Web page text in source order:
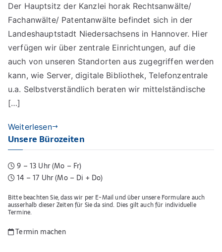
Der Hauptsitz der Kanzlei horak Rechtsanwälte/
Fachanwälte/ Patentanwälte befindet sich in der
Landeshauptstadt Niedersachsens in Hannover. Hier
verfügen wir über zentrale Einrichtungen, auf die
auch von unseren Standorten aus zugegriffen werden
kann, wie Server, digitale Bibliothek, Telefonzentrale
u.a. Selbstverständlich beraten wir mittelständische
[…]
Weiterlesen
Unsere Bürozeiten
9 – 13 Uhr (Mo – Fr)
14 – 17 Uhr (Mo – Di + Do)
Bitte beachten Sie, dass wir per E-Mail und über unsere Formulare auch
ausserhalb dieser Zeiten für Sie da sind. Dies gilt auch für individuelle
Termine.
Termin machen